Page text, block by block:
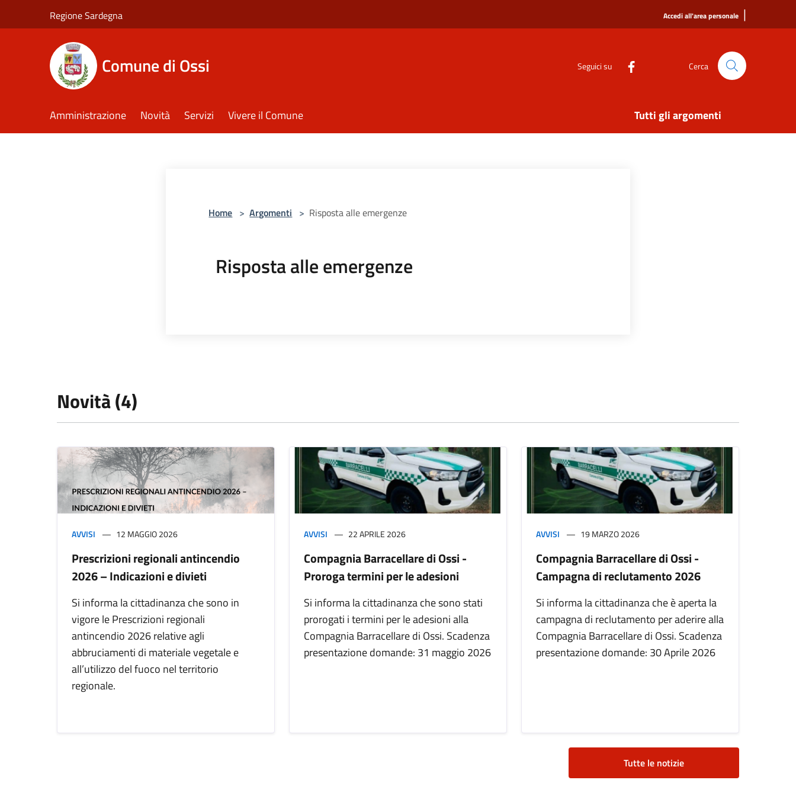
Regione Sardegna Accedi all'area personale |
Comune di Ossi Seguici su Cerca
Amministrazione Novità Servizi Vivere il Comune Tutti gli argomenti
Home > Argomenti > Risposta alle emergenze
Risposta alle emergenze
Novità (4)
AVVISI 12 MAGGIO 2026
Prescrizioni regionali antincendio
2026 – Indicazioni e divieti
Si informa la cittadinanza che sono in
vigore le Prescrizioni regionali
antincendio 2026 relative agli
abbruciamenti di materiale vegetale e
all’utilizzo del fuoco nel territorio
regionale.
AVVISI 22 APRILE 2026
Compagnia Barracellare di Ossi -
Proroga termini per le adesioni
Si informa la cittadinanza che sono stati
prorogati i termini per le adesioni alla
Compagnia Barracellare di Ossi. Scadenza
presentazione domande: 31 maggio 2026
AVVISI 19 MARZO 2026
Compagnia Barracellare di Ossi -
Campagna di reclutamento 2026
Si informa la cittadinanza che è aperta la
campagna di reclutamento per aderire alla
Compagnia Barracellare di Ossi. Scadenza
presentazione domande: 30 Aprile 2026
Tutte le notizie